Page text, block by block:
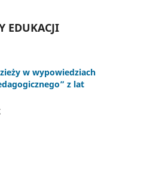
EDUKACJI
w wypowiedziach
z lat